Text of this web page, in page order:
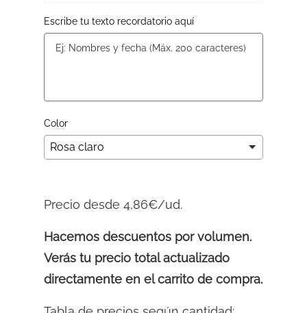
Escribe tu texto recordatorio aquí
Color
Precio desde 4,86€/ud.
Hacemos descuentos por volumen.
Verás tu precio total actualizado
directamente en el carrito de compra.